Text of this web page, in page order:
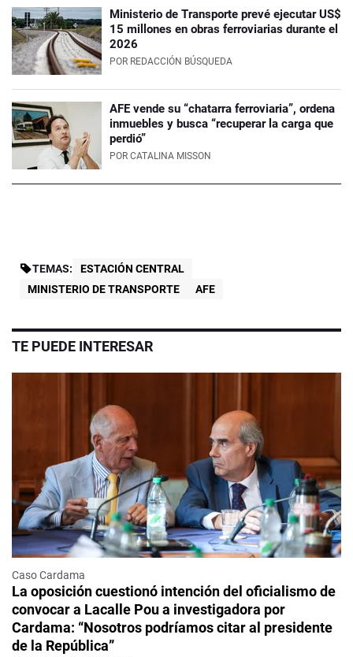
Ministerio de Transporte prevé ejecutar US$
15 millones en obras ferroviarias durante el
2026
POR REDACCIÓN BÚSQUEDA
AFE vende su “chatarra ferroviaria”, ordena
inmuebles y busca “recuperar la carga que
perdió”
POR CATALINA MISSON
TEMAS:
ESTACIÓN CENTRAL
MINISTERIO DE TRANSPORTE
AFE
TE PUEDE INTERESAR
Caso Cardama
La oposición cuestionó intención del oficialismo de
convocar a Lacalle Pou a investigadora por
Cardama: “Nosotros podríamos citar al presidente
de la República”